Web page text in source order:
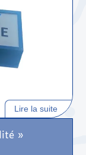
Lire la suite
»